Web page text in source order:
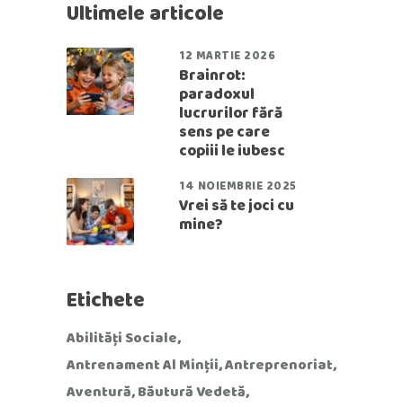
Ultimele articole
12 MARTIE 2026
Brainrot:
paradoxul
lucrurilor fără
sens pe care
copiii le iubesc
14 NOIEMBRIE 2025
Vrei să te joci cu
mine?
Etichete
Abilități Sociale
Antrenament Al Minții Antreprenoriat
Aventură Băutură Vedetă